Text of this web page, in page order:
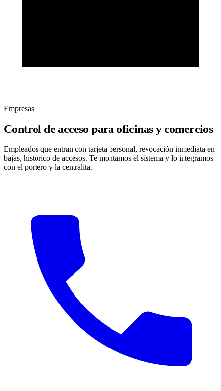
Empresas
Control de acceso para oficinas y comercios
Empleados que entran con tarjeta personal, revocación inmediata en
bajas, histórico de accesos. Te montamos el sistema y lo integramos
con el portero y la centralita.